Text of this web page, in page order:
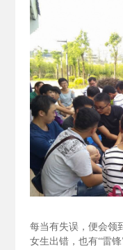
每当有失误，便会领
女生出错，也有“雷锋